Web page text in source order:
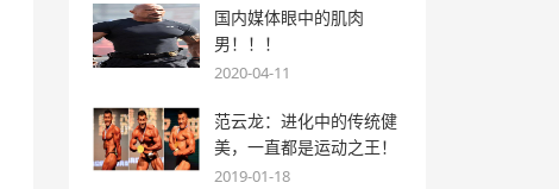
国内媒体眼中的肌肉
男！！！
2020-04-11
范云龙：进化中的传统健
美，一直都是运动之王！
2019-01-18